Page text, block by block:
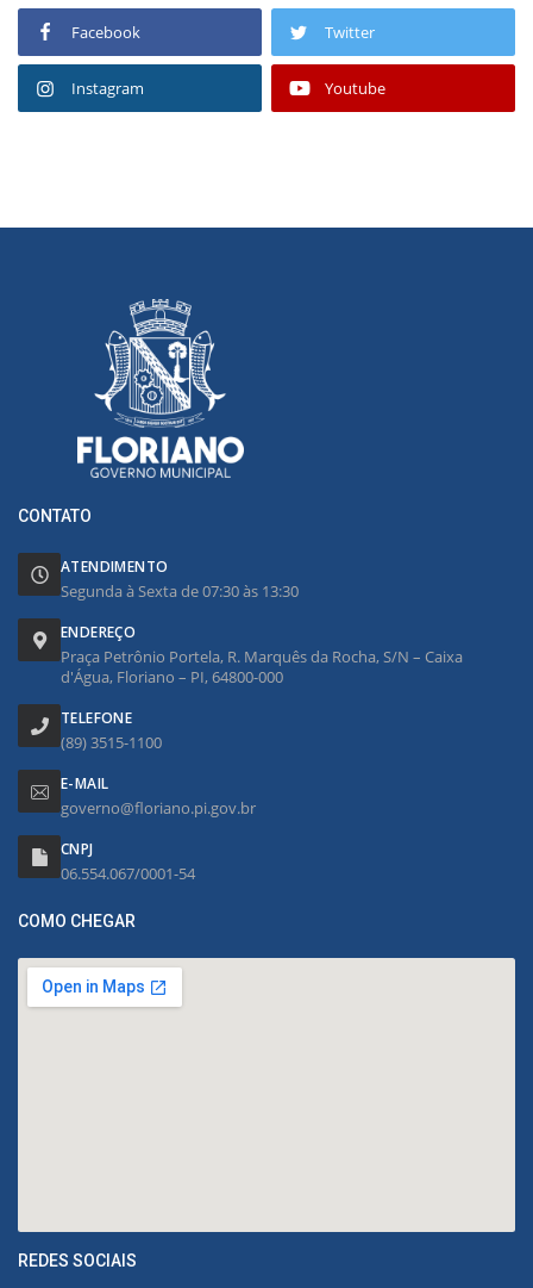
Facebook Twitter
Instagram Youtube
CONTATO
ATENDIMENTO
Segunda à Sexta de 07:30 às 13:30
ENDEREÇO
Praça Petrônio Portela, R. Marquês da Rocha, S/N – Caixa
d'Água, Floriano – PI, 64800-000
TELEFONE
(89) 3515-1100
E-MAIL
governo@floriano.pi.gov.br
CNPJ
06.554.067/0001-54
COMO CHEGAR
REDES SOCIAIS